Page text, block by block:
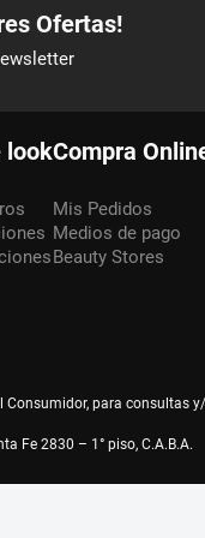
lookCompra
Mis Pedidos
Medios de pago
Beauty Stores
Consumidor, para consultas
Fe 2830 – 1° piso, C.A.B.A.